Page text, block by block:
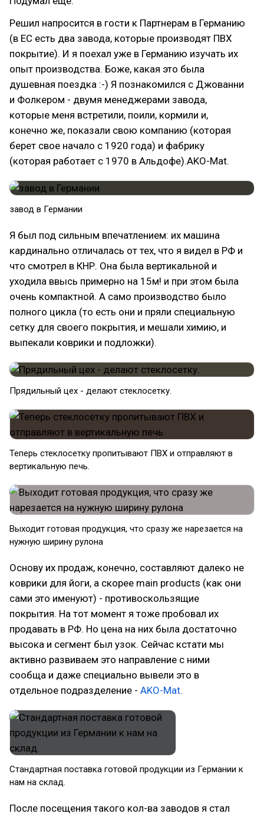
Решил напросится в гости к Партнерам в Германию
(в ЕС есть два завода, которые производят ПВХ
покрытие). И я поехал уже в Германию изучать их
опыт производства. Боже, какая это была
душевная поездка :-) Я познакомился с Джованни
и Фолкером - двумя менеджерами завода,
которые меня встретили, поили, кормили и,
конечно же, показали свою компанию (которая
берет свое начало с 1920 года) и фабрику
(которая работает с 1970 в Альдофе).AKO-Mat.
завод в Германии
Я был под сильным впечатлением: их машина
кардинально отличалась от тех, что я видел в РФ и
что смотрел в КНР. Она была вертикальной и
уходила ввысь примерно на 15м! и при этом была
очень компактной. А само производство было
полного цикла (то есть они и пряли специальную
сетку для своего покрытия, и мешали химию, и
выпекали коврики и подложки).
Прядильный цех - делают стеклосетку.
Теперь стеклосетку пропитывают ПВХ и отправляют в
вертикальную печь.
Выходит готовая продукция, что сразу же нарезается на
нужную ширину рулона
Основу их продаж, конечно, составляют далеко не
коврики для йоги, а скорее main products (как они
сами это именуют) - противоскользящие
покрытия. На тот момент я тоже пробовал их
продавать в РФ. Но цена на них была достаточно
высока и сегмент был узок. Сейчас кстати мы
активно развиваем это направление с ними
сообща и даже специально вывели это в
отдельное подразделение - AKO-Mat.
Стандартная поставка готовой продукции из Германии к
нам на склад.
После посещения такого кол-ва заводов я стал